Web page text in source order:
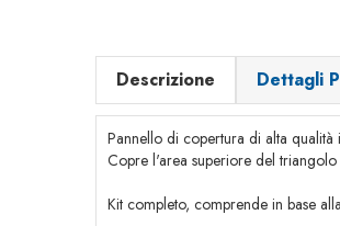
Descrizione Dettagli
Pannello di copertura di alta
Copre l'area superiore del
Kit completo, comprende in base